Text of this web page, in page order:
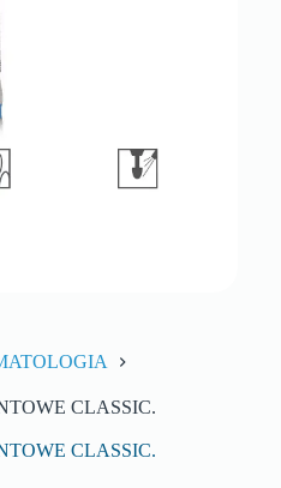
CLASSIC.
CLASSIC.